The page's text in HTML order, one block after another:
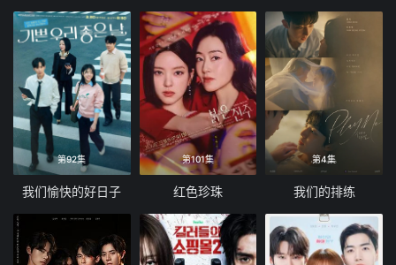
第92集
我们愉快的好日子
第101集
红色珍珠
第4集
我们的排练